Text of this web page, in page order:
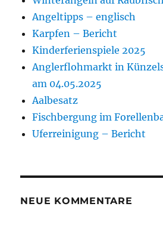
Angeltipps – englisch
Karpfen – Bericht
Kinderferienspiele 2025
Anglerflohmarkt in
am 04.05.2025
Aalbesatz
Fischbergung im
Uferreinigung – Bericht
NEUE KOMMENTARE